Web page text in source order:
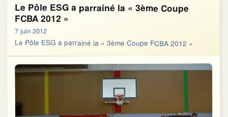
Le Pôle ESG a parrainé la « 3ème Coupe
FCBA 2012 »
7 juin 2012
Le Pôle ESG a parrainé la « 3ème Coupe FCBA 2012 »